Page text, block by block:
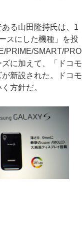
る山田隆持氏は、1
スにした機種」を投
PRIME/SMART/PRO
に加えて、「ドコモ
新設された。ドコモ
方針だ。